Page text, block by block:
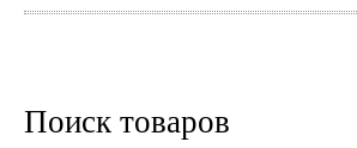
Абажуры
Пуфы и стулья
Консоли
Поиск товаров